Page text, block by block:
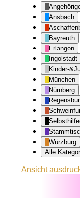
Ansbach
Bayreuth
Erlangen
Ingolstadt
Kinder-
München
Nürnberg
Würzburg
Alle
Ansicht